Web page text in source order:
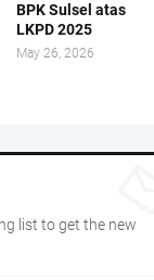
BPK Sulsel atas
LKPD 2025
May 26, 2026
list to get the new